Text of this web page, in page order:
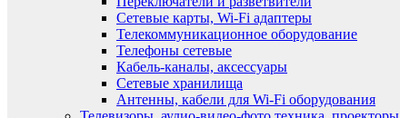
Сетевые карты, Wi-Fi адаптеры
Телекоммуникационное оборудование
Телефоны сетевые
Кабель-каналы, аксессуары
Сетевые хранилища
Антенны, кабели для Wi-Fi оборудования